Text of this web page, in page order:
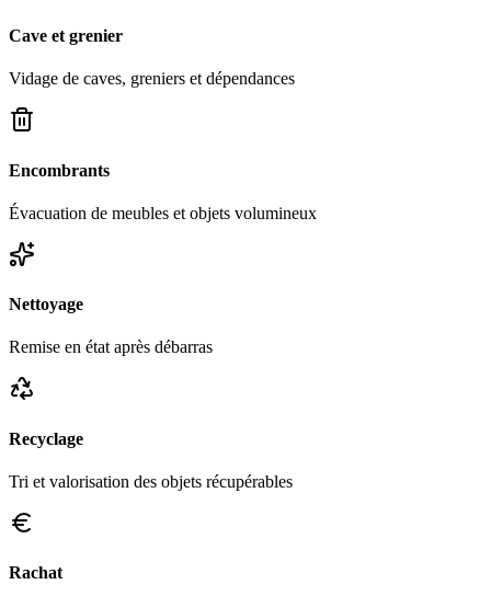
Cave et grenier
Vidage de caves, greniers et dépendances
Encombrants
Évacuation de meubles et objets volumineux
Nettoyage
Remise en état après débarras
Recyclage
Tri et valorisation des objets récupérables
Rachat